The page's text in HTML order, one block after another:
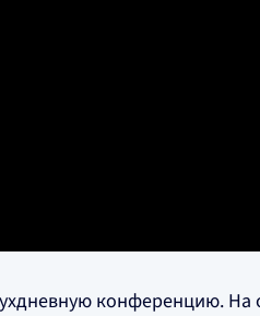
конференцию. На